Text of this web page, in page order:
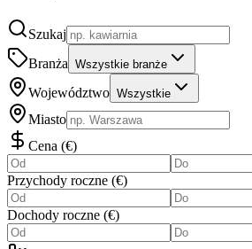
Szukaj
Branża Wszystkie branże
Województwo Wszystkie
Miasto
Cena (€)
Przychody roczne (€)
Dochody roczne (€)